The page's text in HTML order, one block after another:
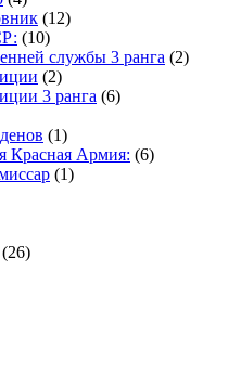
(12)
(10)
службы 3 ранга (2)
(2)
3 ранга (6)
(1)
Красная Армия: (6)
(1)
(26)